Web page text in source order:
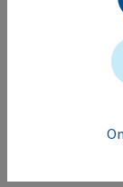
Oro
samt